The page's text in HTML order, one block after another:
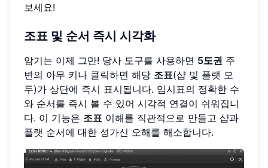
보세요!
조표 및 순서 즉시 시각화
암기는 이제 그만! 당사 도구를 사용하면 5도권 주
변의 아무 키나 클릭하면 해당 조표(샵 및 플랫 모
두)가 상단에 즉시 표시됩니다. 임시표의 정확한 수
와 순서를 즉시 볼 수 있어 시각적 연결이 쉬워집니
다. 이 기능은 조표 이해를 직관적으로 만들고 샵과
플랫 순서에 대한 성가신 오해를 해소합니다.